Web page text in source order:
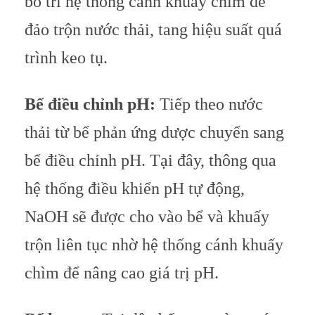
đảo trộn nước thải, tang hiệu suất quá
trình keo tụ.
Bể điều chỉnh pH: Tiếp theo nước
thải từ bể phản ứng dược chuyển sang
bể điều chỉnh pH. Tại đây, thông qua
hệ thống điều khiển pH tự động,
NaOH sẽ được cho vào bể và khuấy
trộn liên tục nhờ hệ thống cánh khuấy
chìm để nâng cao giá trị pH.